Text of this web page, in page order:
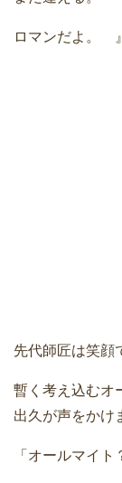
ロマンだよ。 』
先代師匠は笑顔
暫く考え込むオ
出久が声をかけ
「オールマイト